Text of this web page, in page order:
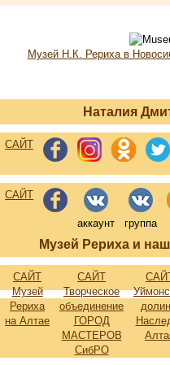
Музей Н.К. Рериха в
Наталия
САЙТ
САЙТ
аккаунт группа
Музей Рериха и
САЙТ
Музей
Рериха
на Алтае
САЙТ
Творческое
объединение
ГОРОД
МАСТЕРОВ
СибРО